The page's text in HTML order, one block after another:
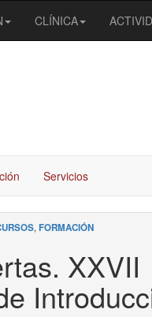
CLÍNICA
Servicios
, FORMACIÓN
XXVII